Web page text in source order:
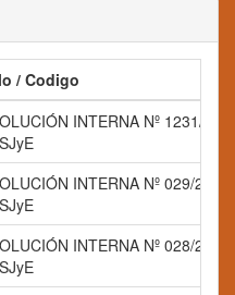
/ Codigo
INTERNA Nº 1231/
INTERNA Nº 029/2015
INTERNA Nº 028/2015